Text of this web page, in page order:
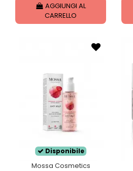
AGGIUNGI AL
CARRELLO
Disponibile
Mossa Cosmetics